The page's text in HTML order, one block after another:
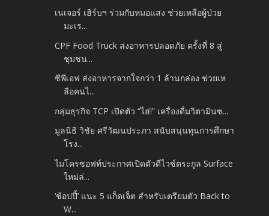
เนเจอร์ เฮิร์บฯ ร่วมกับหมอแสง ช่วยเหลือผู้ป่วย
มะเร...
CPF Food Truck ส่งอาหารปลอดภัย ครั้งที่ 8 สู่
ชุมชน...
ซีพีเอฟ ส่งอาหารจากใจกว่า 1 ล้านกล่อง ช่วยเห
ลือคนไ...
กลุ่มธุรกิจ TCP เปิดตัว “ไฮ่!” เครื่องดื่มวิตามินซ...
มูลนิธิ วิชัย ศรีวัฒนประภา สนับสนุนทุนการศึกษา
โรง...
ไมโครซอฟท์ประกาศเปิดตัวดีไวซ์ตระกูล Surface
ใหม่ล่...
‘ช้อปปี้’ แนะ 5 แก็ดเจ็ต สำหรับเตรียมตัว Back to
W...